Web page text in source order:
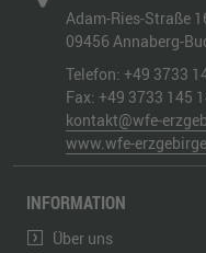
Adam-Ries-Straße
09456 Annaberg-
Telefon: +49 3733
Fax: +49 3733 145
kontakt@wfe-
www.wfe-
INFORMATION
Über uns